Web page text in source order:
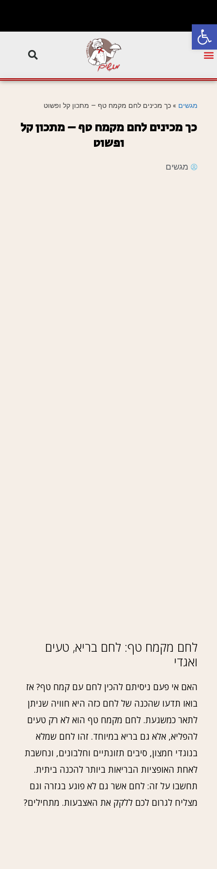
פתח סרגל נגישות
מגשים » כך מכינים לחם מקמח טף – מתכון קל ופשוט
כך מכינים לחם מקמח טף – מתכון קל
ופשוט
מגשים
לחם מקמח טף: לחם בריא, טעים
ואגדי
האם אי פעם ניסיתם להכין לחם עם קמח טף? אז
בואו תדעו שהכנה של לחם כזה היא חוויה שניתן
לתאר כמשגעת. לחם מקמח טף הוא לא רק טעים
להפליא, אלא גם בריא במיוחד. זהו לחם שמלא
בנוגדי חמצון, סיבים תזונתיים וחלבונים, ונחשבת
לאחת האופציות הבריאות ביותר להכנה ביתית.
תחשבו על זה: לחם אשר גם לא פוגע בגזרה וגם
מצליח לגרום לכם ללקק את האצבעות. מתחילים?